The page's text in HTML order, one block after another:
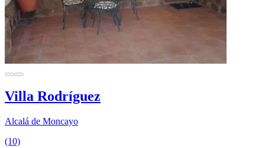
Villa Rodríguez
Alcalá de Moncayo
(10)